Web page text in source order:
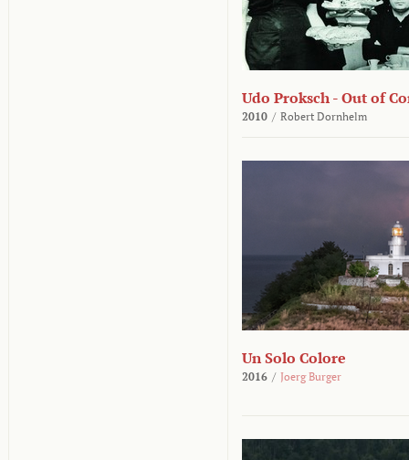
Udo Proksch - Out of
2010 / Robert Dornhelm
Un Solo Colore
2016 / Joerg Burger